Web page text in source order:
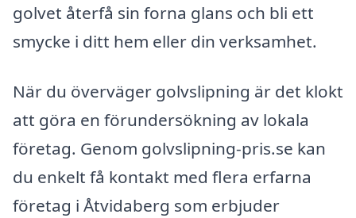
golvet återfå sin forna glans och bli ett
smycke i ditt hem eller din verksamhet.
När du överväger golvslipning är det klokt
att göra en förundersökning av lokala
företag. Genom golvslipning-pris.se kan
du enkelt få kontakt med flera erfarna
företag i Åtvidaberg som erbjuder